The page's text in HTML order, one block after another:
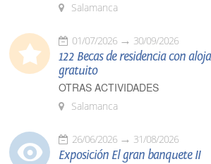
Salamanca
01/07/2026 30/09/2026
122 Becas de residencia con
gratuito
OTRAS ACTIVIDADES
Salamanca
26/06/2026 31/08/2026
Exposición El gran banquete II